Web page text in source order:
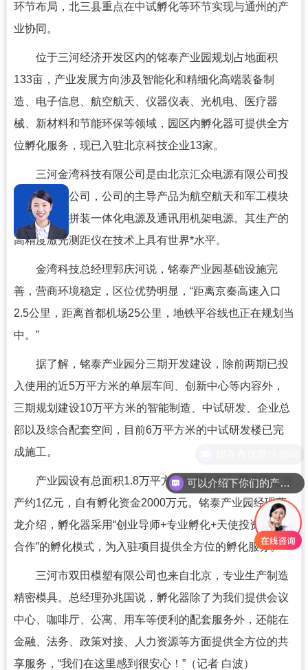
环节布局，北三县重点在中试孵化等环节实现与通州的产
业协同。
位于三河经济开发区内的铭泰产业园规划占地面积
133亩，产业发展方向涉及智能化和精细化高端装备制
造、电子信息、航空航天、仪器仪表、光机电、医疗器
械、新材料和节能环保等领域，园区内孵化器可提供全方
位孵化服务，现已入驻北京科技企业13家。
三河金湾科技有限公司是由北京汇众电源有限公司投
资的全额子公司，公司的主导产品为航空航天和军工模块
电源、模块拼装一体化电源及通讯用机架电源。其生产的
高精度激光测距仪在技术上具有世界*水平。
金湾科技总经理郭庆河说，铭泰产业园基础设施完
善，营商环境稳定，区位优势明显，“距离京秦高速入口
2.5公里，距离首都机场25公里，地铁平谷线也正在规划当
中。”
据了解，铭泰产业园分三期开发建设，除前两期已投
入使用的近5万平方米的单层车间、创新中心等内容外，
三期规划建设10万平方米的智能制造、中试研发、企业总
部以及综合配套空间，目前6万平方米的中试研发楼已完
成施工。
产业园设有总面积1.8万平方米的孵化器，拥有固定资
产约1亿元，自有孵化资金2000万元。铭泰产业园经理曹
龙介绍，孵化器采用“创业导师+专业孵化+天使投资+校企
合作”的孵化模式，为入驻项目提供全方位的孵化服务。
三河市双田模塑有限公司也来自北京，专业生产制造
精密模具。总经理孙兆国说，孵化器除了为我们提供会议
中心、咖啡厅、公寓、用车等便利的配套服务外，还能在
金融、法务、政策对接、人力资源等方面提供全方位的共
享服务，“我们在这里感到很安心！”（记者 白波）
可以介绍下你们的产品么